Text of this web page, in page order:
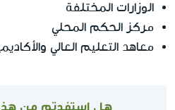
الوزارات المختلفة
مركز الحكم المحلي
معاهد التعليم العالي
هل استفدتم من